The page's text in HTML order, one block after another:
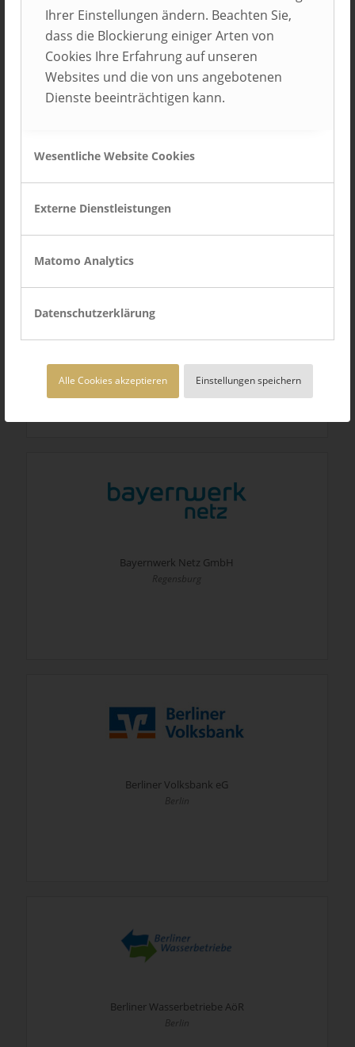
Ihrer Einstellungen ändern. Beachten Sie,
dass die Blockierung einiger Arten von
Cookies Ihre Erfahrung auf unseren
Websites und die von uns angebotenen
Dienste beeinträchtigen kann.
Wesentliche Website Cookies
Externe Dienstleistungen
Matomo Analytics
Datenschutzerklärung
Alle Cookies akzeptieren Einstellungen speichern
Bayer Gastronomie GmbH
Bayernwerk Netz GmbH
Regensburg
Berliner Volksbank eG
Berlin
Berliner Wasserbetriebe AöR
Berlin